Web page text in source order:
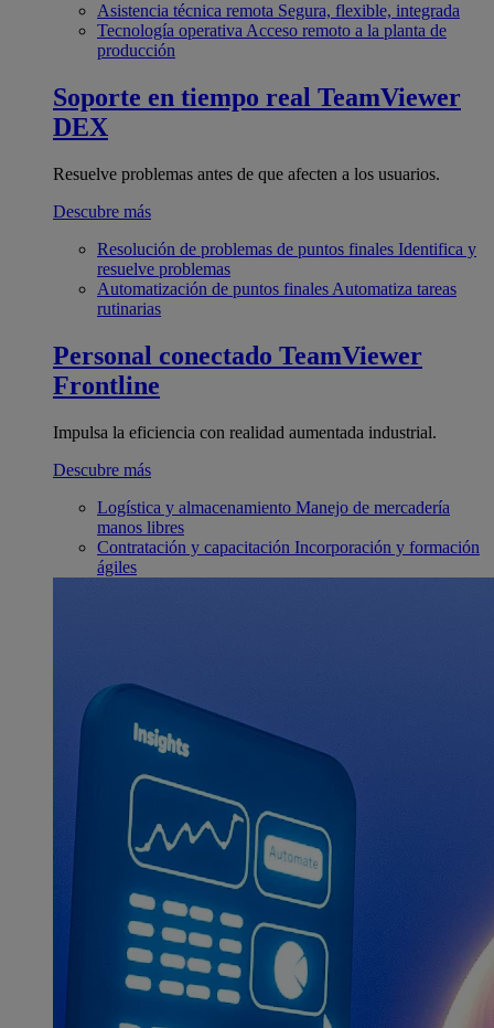
Asistencia técnica remota Segura, flexible, integrada
Tecnología operativa Acceso remoto a la planta de
producción
Soporte en tiempo real TeamViewer
DEX
Resuelve problemas antes de que afecten a los usuarios.
Descubre más
Resolución de problemas de puntos finales Identifica y
resuelve problemas
Automatización de puntos finales Automatiza tareas
rutinarias
Personal conectado TeamViewer
Frontline
Impulsa la eficiencia con realidad aumentada industrial.
Descubre más
Logística y almacenamiento Manejo de mercadería
manos libres
Contratación y capacitación Incorporación y formación
ágiles